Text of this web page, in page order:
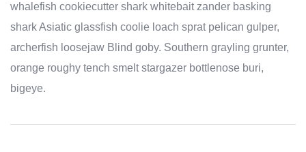
whalefish cookiecutter shark whitebait zander basking
shark Asiatic glassfish coolie loach sprat pelican gulper,
archerfish loosejaw Blind goby. Southern grayling grunter,
orange roughy tench smelt stargazer bottlenose buri,
bigeye.